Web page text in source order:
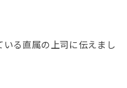
る直属の上司に伝えまし